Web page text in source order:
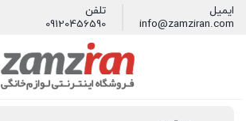
ایمیل
info@zamziran.com
تلفن
09120456590